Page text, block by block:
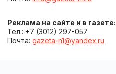
Реклама на сайте и в газете:
Тел.: +7 (3012) 297-057
Почта: gazeta-n1@yandex.ru